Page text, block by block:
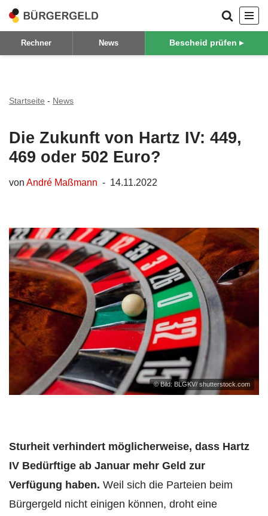
Zum
Inhalt
Rechner News Bescheid prüfen ▸
Startseite - News
Die Zukunft von Hartz IV: 449,
469 oder 502 Euro?
von André Maßmann 14.11.2022
© Bild: BLGKV/ shutterstock.com
Sturheit verhindert möglicherweise, dass Hartz
IV Bedürftige ab Januar mehr Geld zur
Verfügung haben. Weil sich die Parteien beim
Bürgergeld nicht einigen können, droht eine